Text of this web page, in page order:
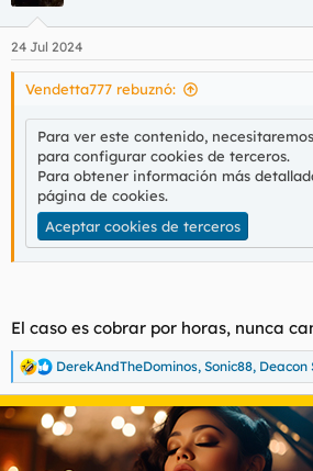
e
s
24 Jul 2024
Vendetta777 rebuznó:
Para ver este contenido,
para configurar cookies de terceros.
Para obtener información más
página de cookies.
Aceptar cookies de terceros
El caso es cobrar por horas, nunca
R
e
a
c
DerekAndTheDominos, Sonic88, Deacon